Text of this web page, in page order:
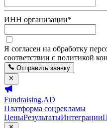
ИНН организации*
Я согласен на обработку
соответствии с политикой
Отправить заявку
Fundraising.AD
Платформа соцрекламы
ЦеныРезультатыИнтеграции